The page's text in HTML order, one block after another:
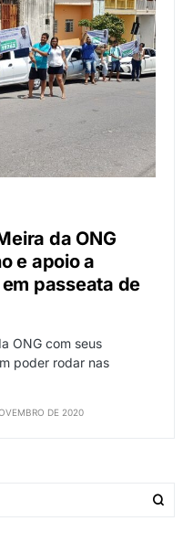
da ONG
e apoio a
passeata de
ONG com seus
poder rodar nas
DE 2020